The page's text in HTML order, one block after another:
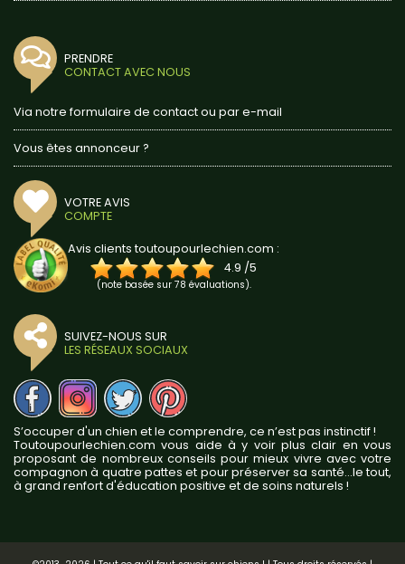
PRENDRE
CONTACT AVEC NOUS
Via notre formulaire de contact ou par e-mail
Vous êtes annonceur ?
VOTRE AVIS
COMPTE
Avis clients toutoupourlechien.com :
4.9 /5
(note basée sur 78 évaluations).
SUIVEZ-NOUS SUR
LES RÉSEAUX SOCIAUX
S’occuper d'un chien et le comprendre, ce n’est pas instinctif !
Toutoupourlechien.com vous aide à y voir plus clair en vous
proposant de nombreux conseils pour mieux vivre avec votre
compagnon à quatre pattes et pour préserver sa santé...le tout,
à grand renfort d'éducation positive et de soins naturels !